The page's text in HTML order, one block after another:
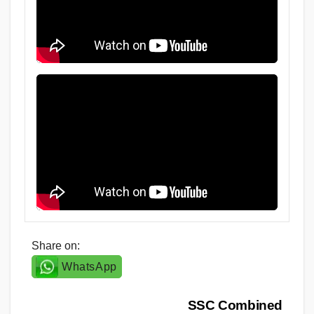
Share on:
WhatsApp
SSC Combined